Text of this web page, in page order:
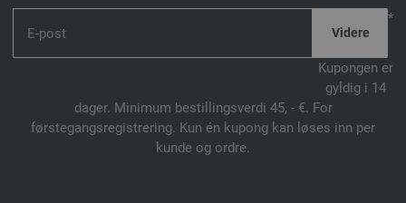
*
Kupongen er
gyldig i 14
dager. Minimum bestillingsverdi 45, - €. For
førstegangsregistrering. Kun én kupong kan løses inn per
kunde og ordre.